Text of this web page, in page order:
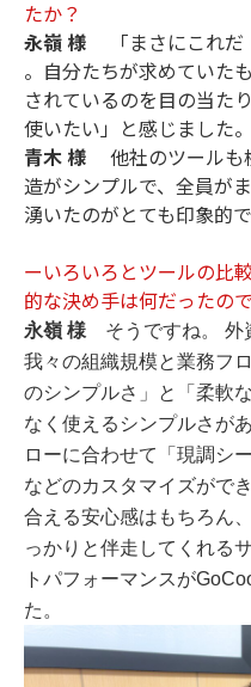
たか？
永嶺 様 「まさにこれだ
。自分たちが求めていた
されているのを目の当た
使いたい」と感じました。
青木 様 他社のツールも
造がシンプルで、全員が
湧いたのがとても印象的で
ーいろいろとツールの比
的な決め手は何だったの
永嶺 様 そうですね。 外
我々の組織規模と業務フ
のシンプルさ」と「柔軟
なく使えるシンプルさが
ローに合わせて「現調シ
などのカスタマイズがで
合える安心感はもちろん
っかりと伴走してくれる
トパフォーマンスが
た。